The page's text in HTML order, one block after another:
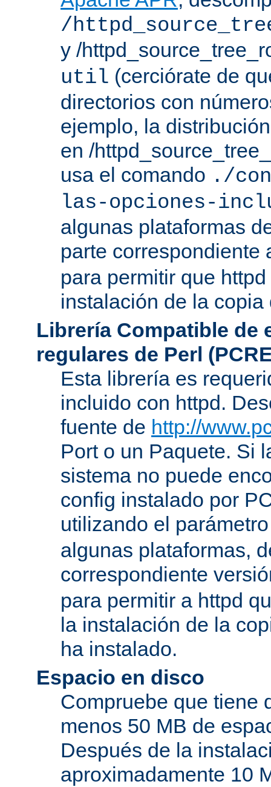
/
y /
util (cerciórate de
directorios con
ejemplo, la
en /
usa el comando ./
las-opciones-
algunas plataformas
parte
para permitir que
instalación de la
Librería Compatible de
regulares de Perl
Esta librería es
incluido con httpd.
fuente de http://
Port o un Paquete. Si
sistema no puede
config instalado por
utilizando el parámetro
algunas plataformas,
correspondiente
para permitir a httpd
la instalación de la
ha instalado.
Espacio en disco
Compruebe que tiene
menos 50 MB de
Después de la
aproximadamente 10